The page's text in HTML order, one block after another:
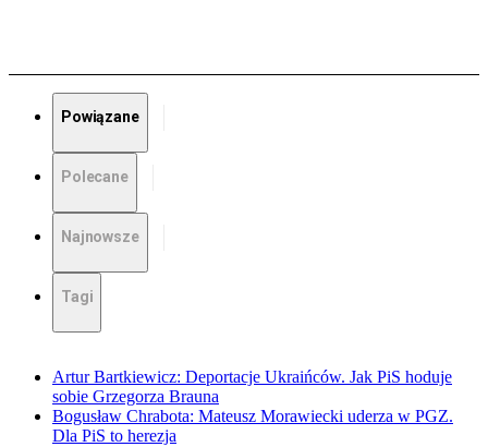
Powiązane
Polecane
Najnowsze
Tagi
Artur Bartkiewicz: Deportacje Ukraińców. Jak PiS hoduje
sobie Grzegorza Brauna
Bogusław Chrabota: Mateusz Morawiecki uderza w PGZ.
Dla PiS to herezja